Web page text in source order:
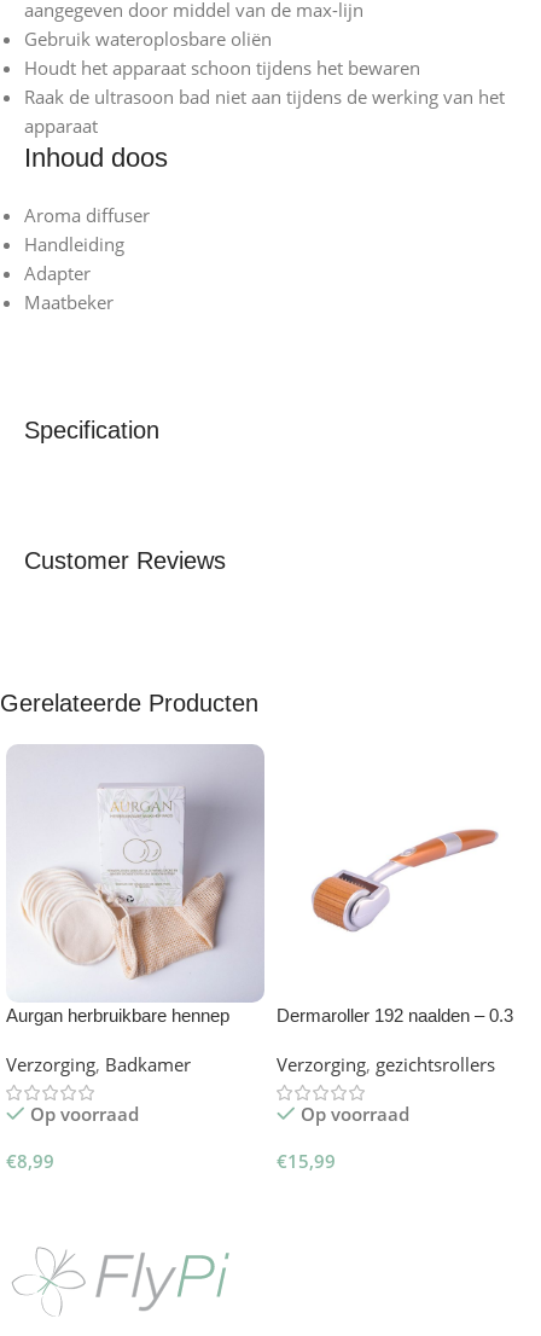
aangegeven door middel van de max-lijn
Gebruik wateroplosbare oliën
Houdt het apparaat schoon tijdens het bewaren
Raak de ultrasoon bad niet aan tijdens de werking van het
apparaat
Inhoud doos
Aroma diffuser
Handleiding
Adapter
Maatbeker
Specification
Customer Reviews
Gerelateerde Producten
Aurgan herbruikbare hennep
Verzorging, Badkamer
Op voorraad
€8,99
Dermaroller 192 naalden – 0.3
Verzorging, gezichtsrollers
Op voorraad
€15,99